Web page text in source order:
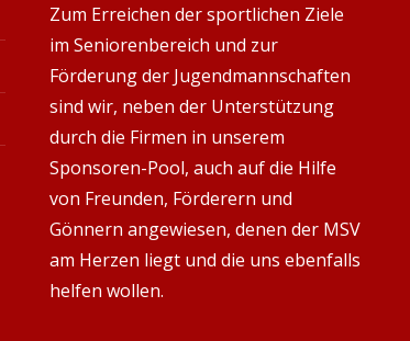
Zum Erreichen der sportlichen Ziele
im Seniorenbereich und zur
Förderung der Jugendmannschaften
sind wir, neben der Unterstützung
durch die Firmen in unserem
Sponsoren-Pool, auch auf die Hilfe
von Freunden, Förderern und
Gönnern angewiesen, denen der MSV
am Herzen liegt und die uns ebenfalls
helfen wollen.